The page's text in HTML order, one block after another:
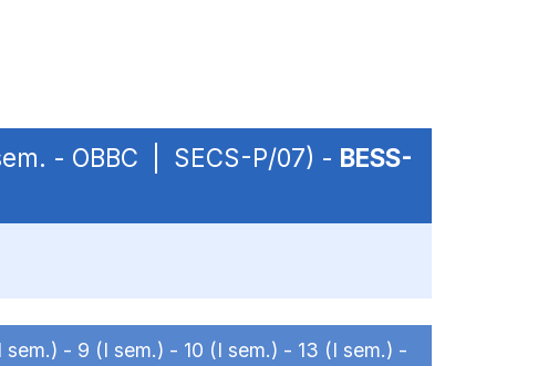
- OBBC | SECS-P/07) - BESS-
sem.) - 9 (I sem.) - 10 (I sem.) - 13 (I sem.) -